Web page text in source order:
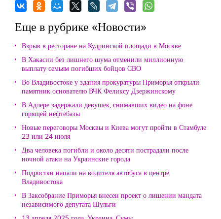
Еще в рубрике «Новости»
Взрыв в ресторане на Кудринской площади в Москве
В Хакасии без лишнего шума отменили миллионную
выплату семьям погибших бойцов СВО
Во Владивостоке у здания прокуратуры Приморья открыли
памятник основателю ВЧК Феликсу Дзержинскому
В Адлере задержали девушек, снимавших видео на фоне
горящей нефтебазы
Новые переговоры Москвы и Киева могут пройти в Стамбуле
23 или 24 июля
Два человека погибли и около десяти пострадали после
ночной атаки на Украинские города
Подростки напали на водителя автобуса в центре
Владивостока
В Заксобрание Приморья внесен проект о лишении мандата
независимого депутата Шульги